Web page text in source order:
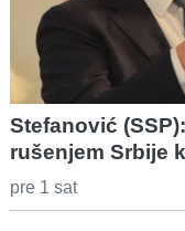
Stefanović
rušenjem Srbije
pre 1 sat